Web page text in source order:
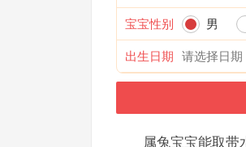
宝宝性别 男
出生日期
属兔宝宝能取带